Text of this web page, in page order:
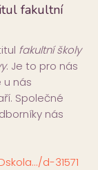
fakultní
fakultní školy
. Je to pro nás
u nás
Společné
nás
d-31571